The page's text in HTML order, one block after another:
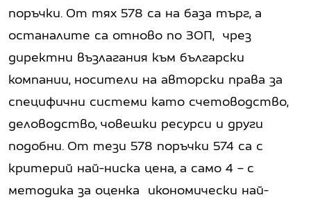
поръчки. От тях 578 са на база търг, а
останалите са отново по ЗОП, чрез
директни възлагания към български
компании, носители на авторски права за
специфични системи като счетоводство,
деловодство, човешки ресурси и други
подобни. От тези 578 поръчки 574 са с
критерий най-ниска цена, а само 4 – с
методика за оценка икономически най-